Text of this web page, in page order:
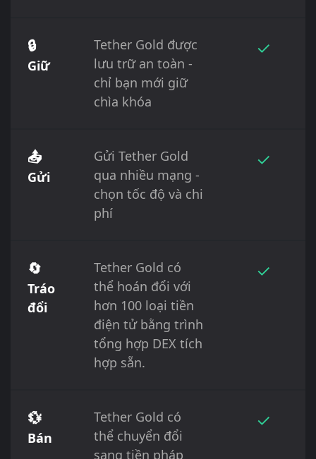
🔒
Giữ
Tether Gold được
lưu trữ an toàn -
chỉ bạn mới giữ
chìa khóa
✓
📤
Gửi
Gửi Tether Gold
qua nhiều mạng -
chọn tốc độ và chi
phí
✓
🔄
Tráo
đổi
Tether Gold có
thể hoán đổi với
hơn 100 loại tiền
điện tử bằng trình
tổng hợp DEX tích
hợp sẵn.
✓
💱
Bán
Tether Gold có
thể chuyển đổi
sang tiền pháp
✓